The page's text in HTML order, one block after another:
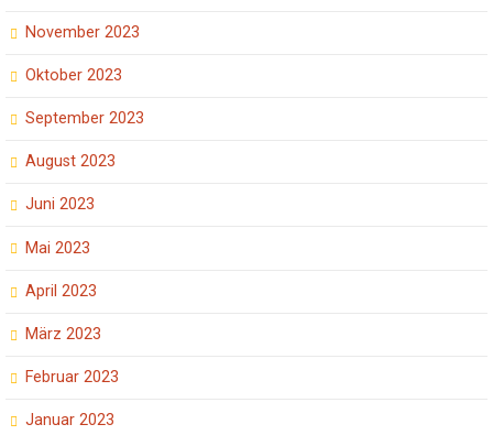
November 2023
Oktober 2023
September 2023
August 2023
Juni 2023
Mai 2023
April 2023
März 2023
Februar 2023
Januar 2023